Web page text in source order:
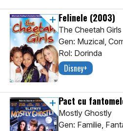
Felinele (2003)
The Cheetah Girls
Gen: Muzical,
Rol: Dorinda
Disney+
Pact cu
Mostly Ghostly
Gen: Familie,